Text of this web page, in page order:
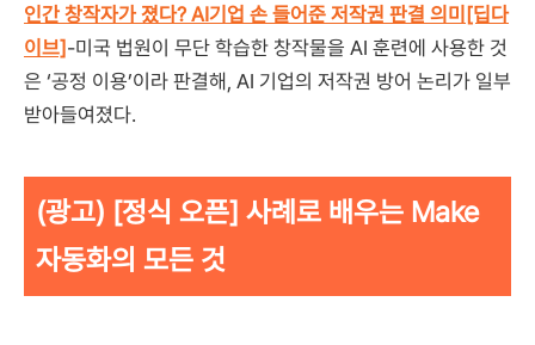
인간 창작자가 졌다? AI기업 손 들어준 저작권 판결 의미[딥다
이브]-미국 법원이 무단 학습한 창작물을 AI 훈련에 사용한 것
은 ‘공정 이용’이라 판결해, AI 기업의 저작권 방어 논리가 일부
받아들여졌다.
(광고) [정식 오픈] 사례로 배우는 Make
자동화의 모든 것